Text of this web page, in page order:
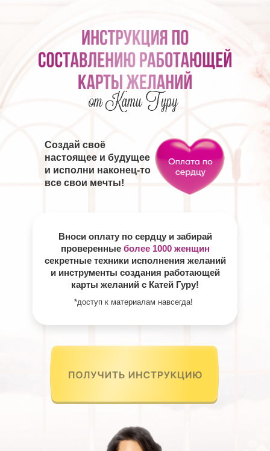
Создай своё
настоящее и будущее
и исполни наконец-то
все свои мечты!
Вноси оплату по сердцу и забирай
проверенные более 1000 женщин
секретные техники исполнения желаний
и инструменты создания работающей
карты желаний с Катей Гуру!
*доступ к материалам навсегда!